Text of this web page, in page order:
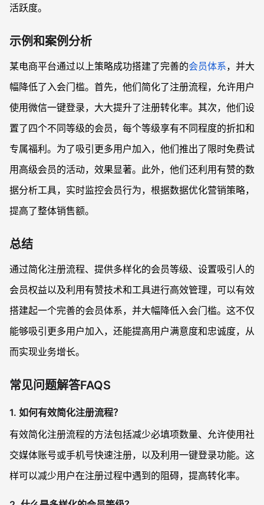
活跃度。
示例和案例分析
某电商平台通过以上策略成功搭建了完善的会员体系，并大
幅降低了入会门槛。首先，他们简化了注册流程，允许用户
使用微信一键登录，大大提升了注册转化率。其次，他们设
置了四个不同等级的会员，每个等级享有不同程度的折扣和
专属福利。为了吸引更多用户加入，他们推出了限时免费试
用高级会员的活动，效果显著。此外，他们还利用有赞的数
据分析工具，实时监控会员行为，根据数据优化营销策略，
提高了整体销售额。
总结
通过简化注册流程、提供多样化的会员等级、设置吸引人的
会员权益以及利用有赞技术和工具进行高效管理，可以有效
搭建起一个完善的会员体系，并大幅降低入会门槛。这不仅
能够吸引更多用户加入，还能提高用户满意度和忠诚度，从
而实现业务增长。
常见问题解答FAQS
1. 如何有效简化注册流程？
有效简化注册流程的方法包括减少必填项数量、允许使用社
交媒体账号或手机号快速注册，以及利用一键登录功能。这
样可以减少用户在注册过程中遇到的阻碍，提高转化率。